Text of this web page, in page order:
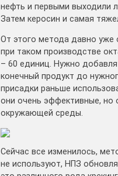
нефть и первыми выходили
Затем керосин и самая
От этого метода давно уже
при таком производстве
– 60 единиц. Нужно
конечный продукт до
присадки раньше
они очень эффективные, но
окружающей среды.
Сейчас все изменилось,
не используют, НПЗ